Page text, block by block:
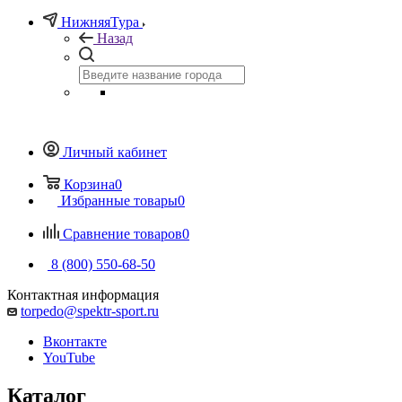
НижняяТура
Назад
Личный кабинет
Корзина0
Избранные товары0
Сравнение товаров0
8 (800) 550-68-50
Контактная информация
torpedo@spektr-sport.ru
Вконтакте
YouTube
Каталог